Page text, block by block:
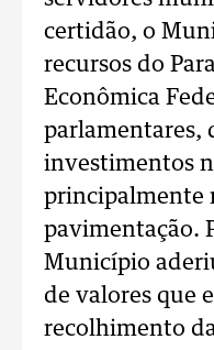
certidão, o
recursos do
Econômica
parlamentares,
investimentos
principalmente
pavimentação.
Município
de valores que
recolhimento